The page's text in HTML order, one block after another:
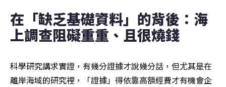
在「缺乏基礎資料」的背後：海
上調查阻礙重重、且很燒錢
科學研究講求實證，有幾分證據才說幾分話，但尤其是在
離岸海域的研究裡，「證據」得依靠高額經費才有機會企